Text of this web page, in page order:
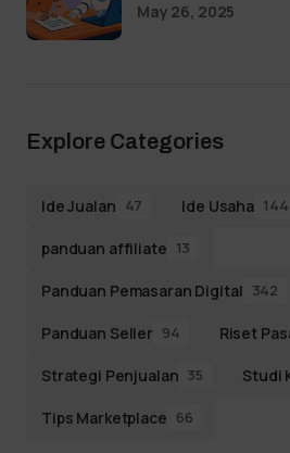
May 26, 2025
Explore Categories
Ide Jualan 47 Ide Usaha 144
panduan affiliate 13
Panduan Pemasaran Digital 342
Panduan Seller 94 Riset
Strategi Penjualan 35 Studi
Tips Marketplace 66